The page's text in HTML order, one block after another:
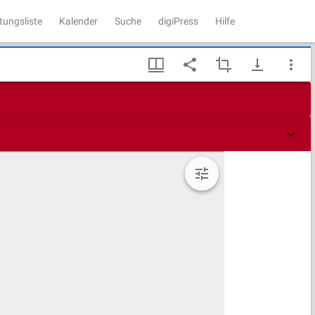
Kalender Suche digiPress Hilfe